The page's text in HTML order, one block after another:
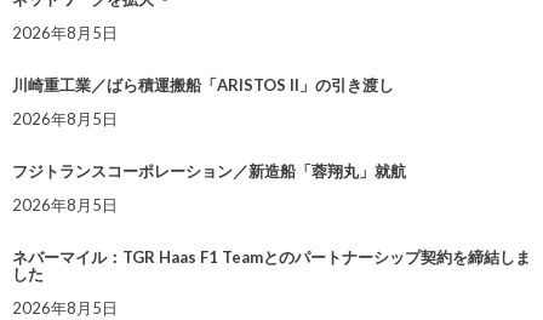
2026年8月5日
川崎重工業／ばら積運搬船「ARISTOS II」の引き渡し
2026年8月5日
フジトランスコーポレーション／新造船「蓉翔丸」就航
2026年8月5日
ネバーマイル：TGR Haas F1 Teamとのパートナーシップ契約を締結しま
した
2026年8月5日